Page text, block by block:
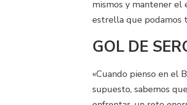
mismos y mantener el
estrella que podamos
GOL DE
«Cuando pienso en el
supuesto, sabemos